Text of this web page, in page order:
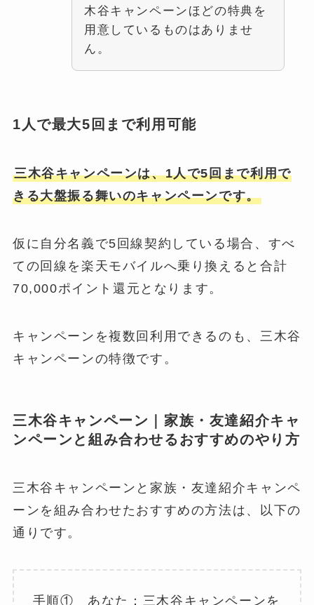
木谷キャンペーンほどの特典を
用意しているものはありませ
ん。
1人で最大5回まで利用可能
三木谷キャンペーンは、1人で5回まで利用で
きる大盤振る舞いのキャンペーンです。
仮に自分名義で5回線契約している場合、すべ
ての回線を楽天モバイルへ乗り換えると合計
70,000ポイント還元となります。
キャンペーンを複数回利用できるのも、三木谷
キャンペーンの特徴です。
三木谷キャンペーン｜家族・友達紹介キャ
ンペーンと組み合わせるおすすめのやり方
三木谷キャンペーンと家族・友達紹介キャンペ
ーンを組み合わせたおすすめの方法は、以下の
通りです。
手順① あなた：三木谷キャンペーンを